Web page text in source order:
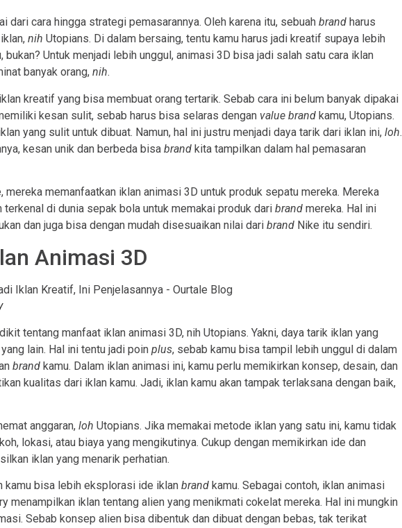
dari cara hingga strategi pemasarannya. Oleh karena itu, sebuah brand harus
nih Utopians. Di dalam bersaing, tentu kamu harus jadi kreatif supaya lebih
bukan? Untuk menjadi lebih unggul, animasi 3D bisa jadi salah satu cara iklan
banyak orang, nih.
kreatif yang bisa membuat orang tertarik. Sebab cara ini belum banyak dipakai
kesan sulit, sebab harus bisa selaras dengan value brand kamu, Utopians.
yang sulit untuk dibuat. Namun, hal ini justru menjadi daya tarik dari iklan ini, loh.
kesan unik dan berbeda bisa brand kita tampilkan dalam hal pemasaran
mereka memanfaatkan iklan animasi 3D untuk produk sepatu mereka. Mereka
terkenal di dunia sepak bola untuk memakai produk dari brand mereka. Hal ini
dan juga bisa dengan mudah disesuaikan nilai dari brand Nike itu sendiri.
Animasi 3D
tentang manfaat iklan animasi 3D, nih Utopians. Yakni, daya tarik iklan yang
lain. Hal ini tentu jadi poin plus, sebab kamu bisa tampil lebih unggul di dalam
brand kamu. Dalam iklan animasi ini, kamu perlu memikirkan konsep, desain, dan
kualitas dari iklan kamu. Jadi, iklan kamu akan tampak terlaksana dengan baik,
anggaran, loh Utopians. Jika memakai metode iklan yang satu ini, kamu tidak
lokasi, atau biaya yang mengikutinya. Cukup dengan memikirkan ide dan
iklan yang menarik perhatian.
kamu bisa lebih eksplorasi ide iklan brand kamu. Sebagai contoh, iklan animasi
menampilkan iklan tentang alien yang menikmati cokelat mereka. Hal ini mungkin
Sebab konsep alien bisa dibentuk dan dibuat dengan bebas, tak terikat